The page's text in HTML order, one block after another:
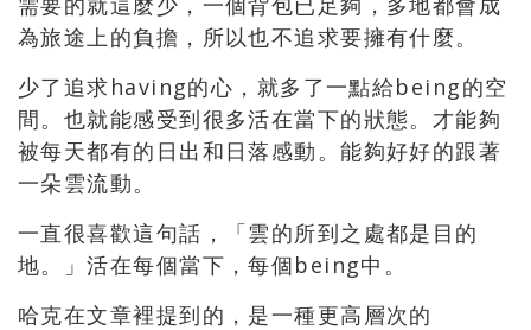
為旅途上的負擔，所以也不追求要擁有什麼。
少了追求having的心，就多了一點給being的空
間。也就能感受到很多活在當下的狀態。才能夠
被每天都有的日出和日落感動。能夠好好的跟著
一朵雲流動。
一直很喜歡這句話，「雲的所到之處都是目的
地。」活在每個當下，每個being中。
哈克在文章裡提到的，是一種更高層次的